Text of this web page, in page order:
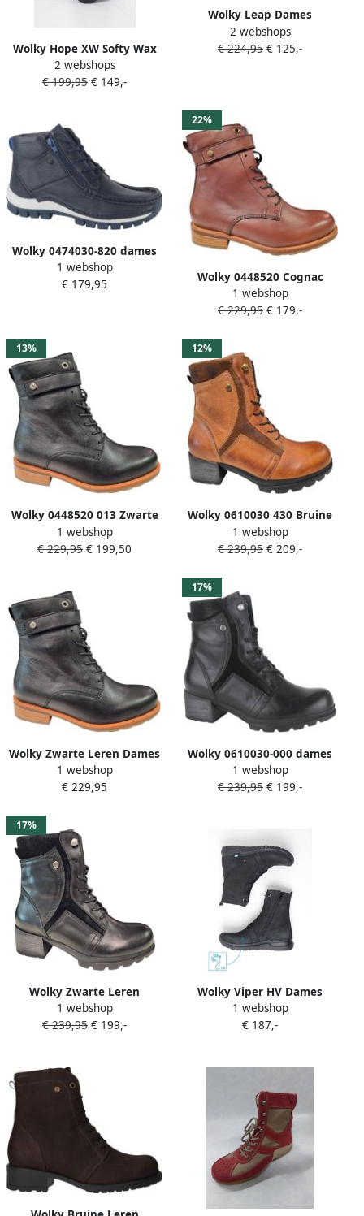
Wolky Hope XW Softy Wax
Veterboots Dames Zwart
2 webshops
€ 199,95 € 149,-
Wolky Leap Dames
Veterboot 0570190-005
Zwart Combi
2 webshops
€ 224,95 € 125,-
Wolky 0474030-820 dames
veterboots sportief blauw
1 webshop
€ 179,95
22%
Wolky 0448520 Cognac
Leren Dames Veterboots
Cogna
1 webshop
€ 229,95 € 179,-
13%
Wolky 0448520 013 Zwarte
Leren Dames Veterboots
Zwart
1 webshop
€ 229,95 € 199,50
12%
Wolky 0610030 430 Bruine
leren Dames Veterboots
Cogna
1 webshop
€ 239,95 € 209,-
Wolky Zwarte Leren Dames
Veterboots Zwart
1 webshop
€ 229,95
17%
Wolky 0610030-000 dames
veterboots gekleed zwart
1 webshop
€ 239,95 € 199,-
17%
Wolky Zwarte Leren
Veterboots Dames Zwart
1 webshop
€ 239,95 € 199,-
Wolky Viper HV Dames
Veterboot 0663210-000
Zwart
1 webshop
€ 187,-